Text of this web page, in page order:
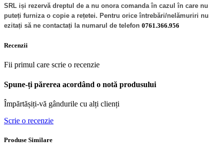
SRL iși rezervă dreptul de a nu onora comanda în cazul în care nu
puteți furniza o copie a rețetei. Pentru orice întrebări/nelămuriri nu
ezitați să ne contactați la numarul de telefon 0761.366.956
Recenzii
Fii primul care scrie o recenzie
Spune-ți părerea acordând o notă produsului
Împărtășiți-vă gândurile cu alți clienți
Scrie o recenzie
Produse Similare